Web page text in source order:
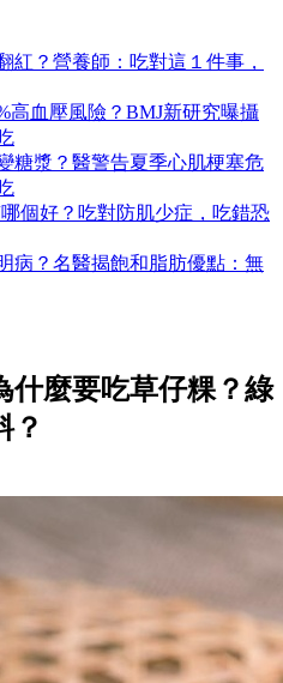
紅？營養師：吃對這１件事，
高血壓風險？BMJ新研究曝攝
糖漿？醫警告夏季心肌梗塞危
個好？吃對防肌少症，吃錯恐
病？名醫揭飽和脂肪優點：無
什麼要吃草仔粿？綠
？